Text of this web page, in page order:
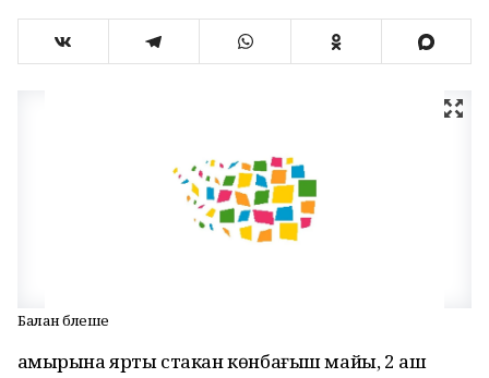
Балан бәлеше
Ҡамырына ярты стакан көнбағыш майы, 2 аш